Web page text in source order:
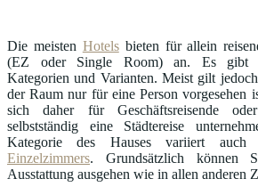
Die meisten Hotelsbieten für allein
(EZ oder Single Room) an. Es gibt
Kategorien und Varianten. Meist gilt
der Raum nur für eine Person vorgesehen
sich daher für Geschäftsreisende
selbstständig eine Städtereise
Kategorie des Hauses variiert auch
Einzelzimmers. Grundsätzlich können
Ausstattung ausgehen wie in allen anderen